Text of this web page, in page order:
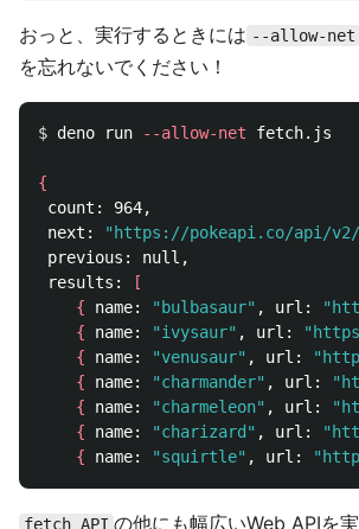
おっと、実行するときには --allow-net
を忘れないでください！
$ deno run --allow-net fetch.js
{
count: 964,
next:
"https://pokeapi.co/api/v2/
previous: null,
results:
[
{ name: "bulbasaur" , url:
{ name: "ivysaur" , url:
{ name: "venusaur" , url:
{ name: "charmander" , url:
{ name: "charmeleon" , url:
{ name: "charizard" , url:
{ name: "squirtle" , url:
fetch API の他にも幅広いWeb APIを